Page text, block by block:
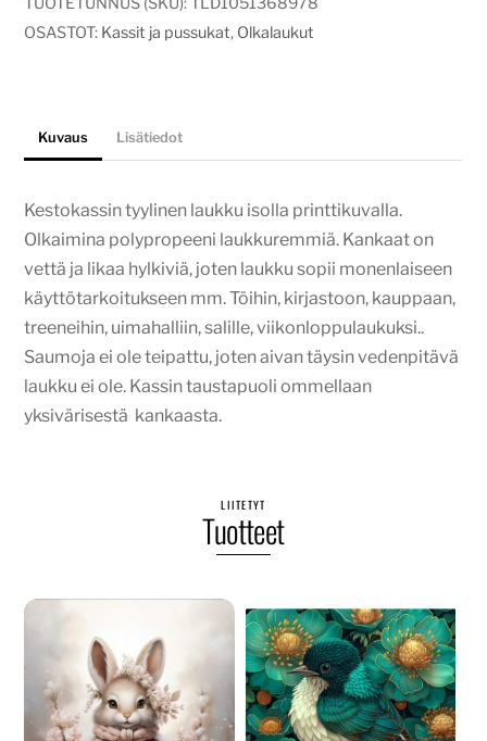
OSASTOT: Kassit ja pussukat, Olkalaukut
Kuvaus Lisätiedot
Kestokassin tyylinen laukku isolla printtikuvalla.
Olkaimina polypropeeni laukkuremmiä. Kankaat on
vettä ja likaa hylkiviä, joten laukku sopii monenlaiseen
käyttötarkoitukseen mm. Töihin, kirjastoon, kauppaan,
treeneihin, uimahalliin, salille, viikonloppulaukuksi..
Saumoja ei ole teipattu, joten aivan täysin vedenpitävä
laukku ei ole. Kassin taustapuoli ommellaan
yksivärisestä kankaasta.
LIITETYT
Tuotteet